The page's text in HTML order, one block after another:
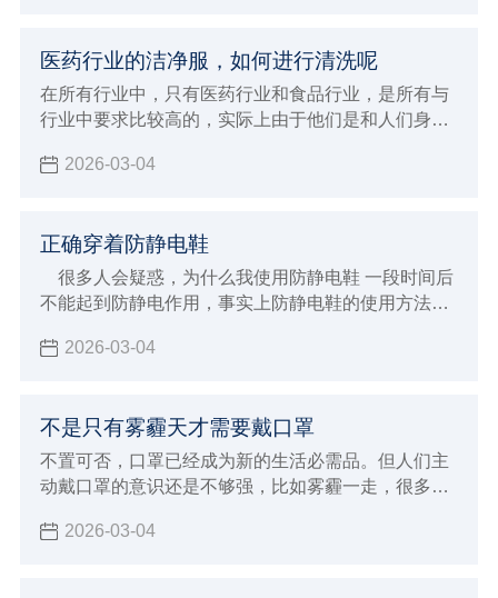
医药行业的洁净服，如何进行清洗呢
在所有行业中，只有医药行业和食品行业，是所有与
行业中要求比较高的，实际上由于他们是和人们身体
的洁净度上有如此高的要求，今天，小编和大家了解
2026-03-04
正确穿着防静电鞋
很多人会疑惑，为什么我使用防静电鞋 一段时间后
不能起到防静电作用，事实上防静电鞋的使用方法很
如何正确使用呢？
2026-03-04
不是只有雾霾天才需要戴口罩
不置可否，口罩已经成为新的生活必需品。但人们主
动戴口罩的意识还是不够强，比如雾霾一走，很多人
一些场合需要我们戴好口罩，保护自己。
2026-03-04